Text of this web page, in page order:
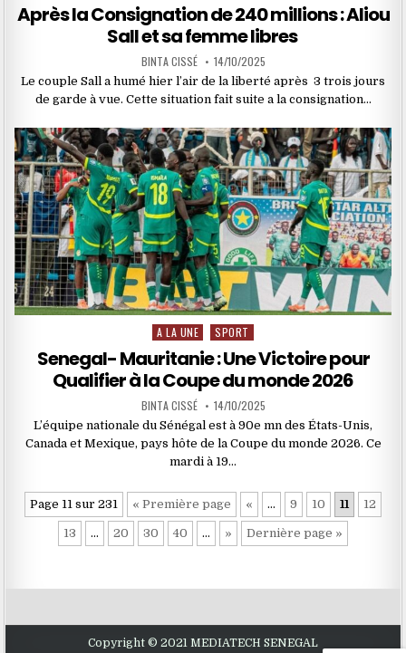
Après la Consignation de 240 millions : Aliou
Sall et sa femme libres ‎
BINTA CISSÉ 14/10/2025
‎Le couple Sall a humé hier l’air de la liberté après 3 trois jours
de garde à vue. Cette situation fait suite a la consignation…
Posted
A LA UNE SPORT
Senegal- Mauritanie : Une Victoire pour
Qualifier à la Coupe du monde 2026
BINTA CISSÉ 14/10/2025
L’équipe nationale du Sénégal est à 90e mn des États-Unis,
Canada et Mexique, pays hôte de la Coupe du monde 2026. Ce
mardi à 19…
Page 11 sur 231 « Première page « … 9 10 11 12
13 … 20 30 40 … » Dernière page »
Copyright © 2021 MEDIATECH SENEGAL